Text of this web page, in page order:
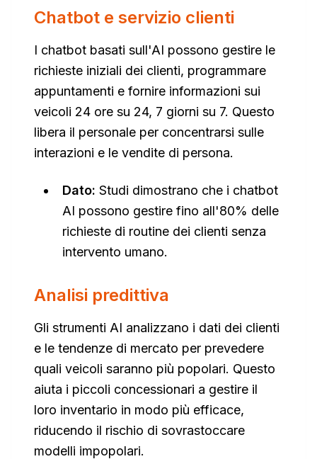
Chatbot e servizio clienti
I chatbot basati sull'AI possono gestire le
richieste iniziali dei clienti, programmare
appuntamenti e fornire informazioni sui
veicoli 24 ore su 24, 7 giorni su 7. Questo
libera il personale per concentrarsi sulle
interazioni e le vendite di persona.
Dato: Studi dimostrano che i chatbot
AI possono gestire fino all'80% delle
richieste di routine dei clienti senza
intervento umano.
Analisi predittiva
Gli strumenti AI analizzano i dati dei clienti
e le tendenze di mercato per prevedere
quali veicoli saranno più popolari. Questo
aiuta i piccoli concessionari a gestire il
loro inventario in modo più efficace,
riducendo il rischio di sovrastoccare
modelli impopolari.